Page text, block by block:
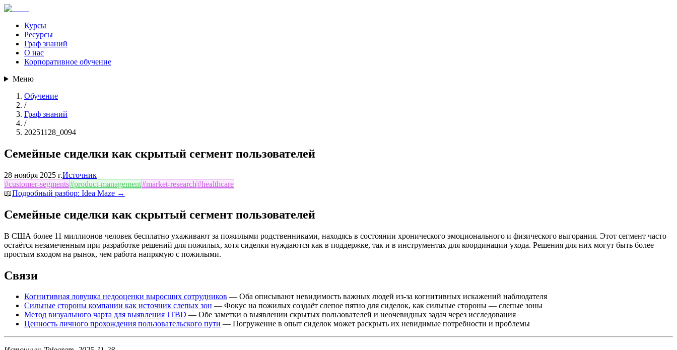
Курсы
Ресурсы
Граф знаний
О нас
Корпоративное обучение
Меню
Обучение
/
Граф знаний
/
20251128_0094
Семейные сиделки как скрытый сегмент пользователей
28 ноября 2025 г.Источник
#customer-segments#product-management#market-research#healthcare
📖Подробный разбор: Idea Maze →
Семейные сиделки как скрытый сегмент пользователей
В США более 11 миллионов человек бесплатно ухаживают за пожилыми родственниками, находясь в состоянии хронического эмоционального и физического выгорания. Этот сегмент часто
остаётся незамеченным при разработке решений для пожилых, хотя сиделки нуждаются как в поддержке, так и в инструментах для координации ухода. Решения для них могут быть более
простым входом на рынок, чем работа напрямую с пожилыми.
Связи
Когнитивная ловушка недооценки выросших сотрудников — Оба описывают невидимость важных людей из-за когнитивных искажений наблюдателя
Сильные стороны компании как источник слепых зон — Фокус на пожилых создаёт слепое пятно для сиделок, как сильные стороны — слепые зоны
Метод визуального чарта для выявления JTBD — Обе заметки о выявлении скрытых пользователей и неочевидных задач через исследования
Ценность личного прохождения пользовательского пути — Погружение в опыт сиделок может раскрыть их невидимые потребности и проблемы